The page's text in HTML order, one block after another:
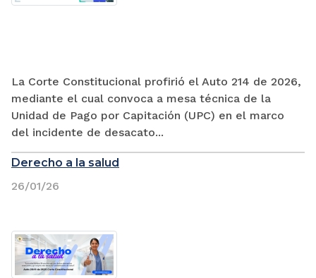
La Corte Constitucional profirió el Auto 214 de 2026,
mediante el cual convoca a mesa técnica de la
Unidad de Pago por Capitación (UPC) en el marco
del incidente de desacato...
Derecho a la salud
26/01/26